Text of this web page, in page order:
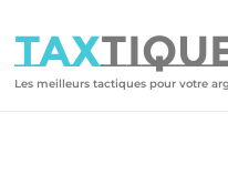
TAX
Les meilleurs tactiques pour votre